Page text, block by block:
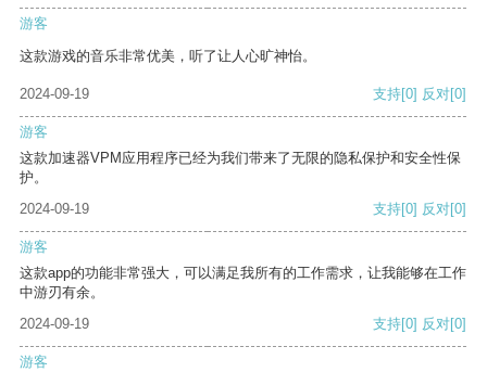
游客
这款游戏的音乐非常优美，听了让人心旷神怡。
2024-09-19 支持[0] 反对[0]
游客
这款加速器VPM应用程序已经为我们带来了无限的隐私保护和安全性保
护。
2024-09-19
支持[0] 反对[0]
游客
这款app的功能非常强大，可以满足我所有的工作需求，让我能够在工作
中游刃有余。
2024-09-19
支持[0] 反对[0]
游客